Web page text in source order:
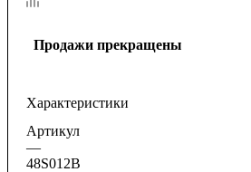
Продажи прекращены
Характеристики
Артикул
—
48S012B